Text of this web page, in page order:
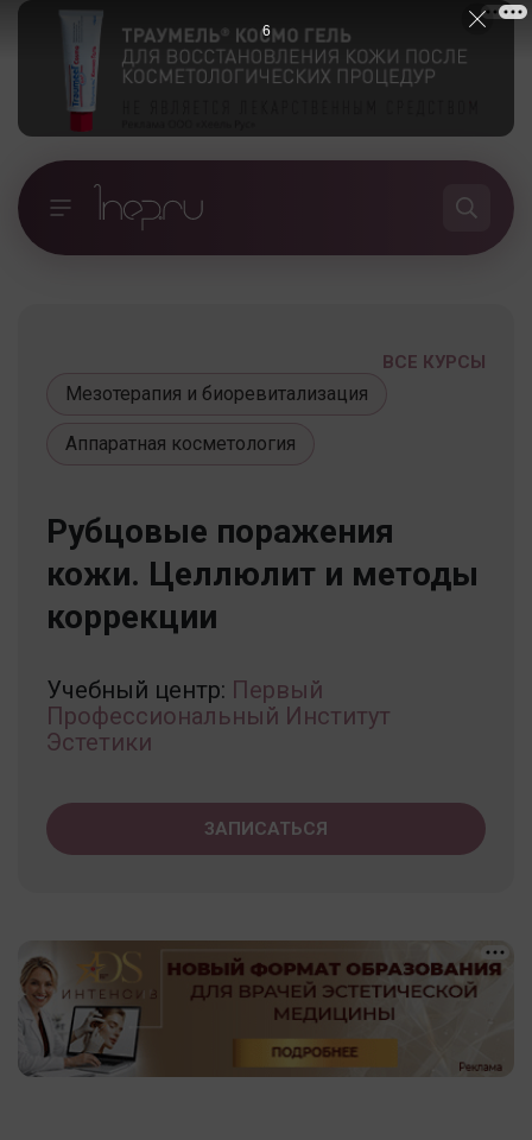
ВСЕ КУРСЫ
Мезотерапия и биоревитализация
Аппаратная косметология
Рубцовые поражения
кожи. Целлюлит и методы
коррекции
Учебный центр: Первый
Профессиональный Институт
Эстетики
ЗАПИСАТЬСЯ
5